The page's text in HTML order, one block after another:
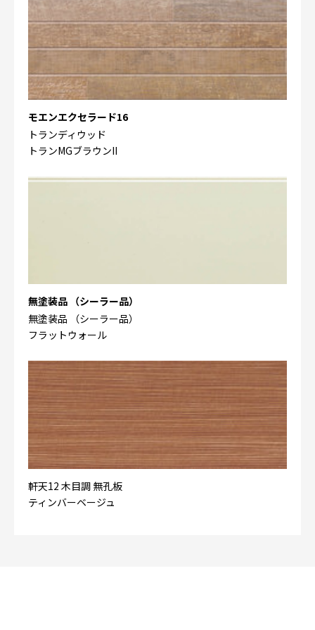
モエンエクセラード16
トランディウッド
トランMGブラウンII
無塗装品 （シーラー品）
無塗装品 （シーラー品）
フラットウォール
軒天12 木目調 無孔板
ティンバーベージュ